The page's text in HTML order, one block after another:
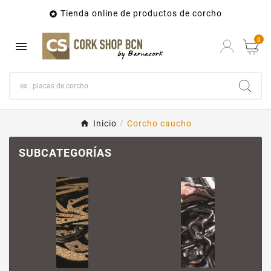
 Tienda online de productos de corcho
 0
Inicio Corcho caucho
SUBCATEGORÍAS